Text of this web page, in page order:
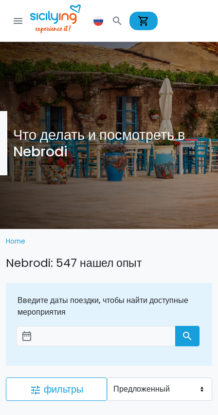
menu search shopping_cart
Что делать и посмотреть в
Nebrodi
Home
Nebrodi: 547 нашел опыт
Введите даты поездки, чтобы найти доступные
мероприятия
Aggiungi le date
date_range search
tune фильтры